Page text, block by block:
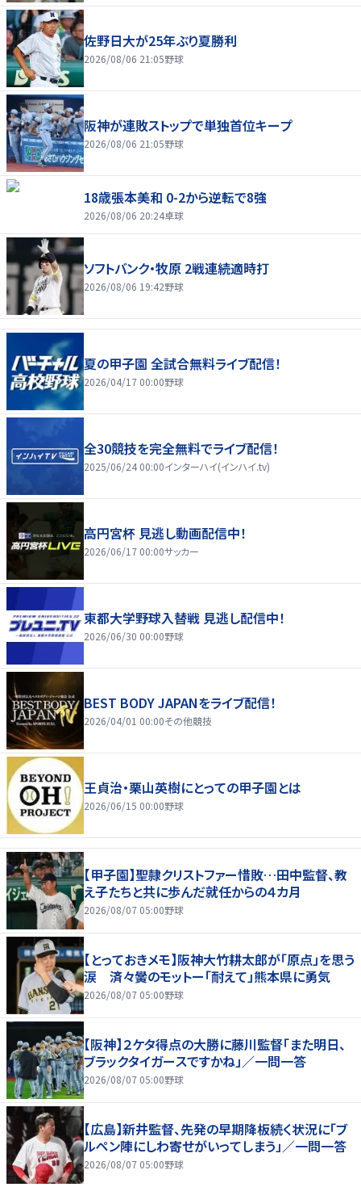
佐野日大が25年ぶり夏勝利
2026/08/06 21:05野球
阪神が連敗ストップで単独首位キープ
2026/08/06 21:05野球
18歳張本美和 0-2から逆転で8強
2026/08/06 20:24卓球
ソフトバンク・牧原 2戦連続適時打
2026/08/06 19:42野球
夏の甲子園 全試合無料ライブ配信！
2026/04/17 00:00野球
全30競技を完全無料でライブ配信！
2025/06/24 00:00インターハイ(インハイ.tv)
高円宮杯 見逃し動画配信中！
2026/06/17 00:00サッカー
東都大学野球入替戦 見逃し配信中！
2026/06/30 00:00野球
BEST BODY JAPANをライブ配信！
2026/04/01 00:00その他競技
王貞治・栗山英樹にとっての甲子園とは
2026/06/15 00:00野球
【甲子園】聖隷クリストファー惜敗…田中監督、教
え子たちと共に歩んだ就任からの４カ月
2026/08/07 05:00野球
【とっておきメモ】阪神大竹耕太郎が「原点」を思う
涙 済々黌のモットー「耐えて」熊本県に勇気
2026/08/07 05:00野球
【阪神】２ケタ得点の大勝に藤川監督「また明日、
ブラックタイガースですかね」／一問一答
2026/08/07 05:00野球
【広島】新井監督、先発の早期降板続く状況に「ブ
ルペン陣にしわ寄せがいってしまう」／一問一答
2026/08/07 05:00野球